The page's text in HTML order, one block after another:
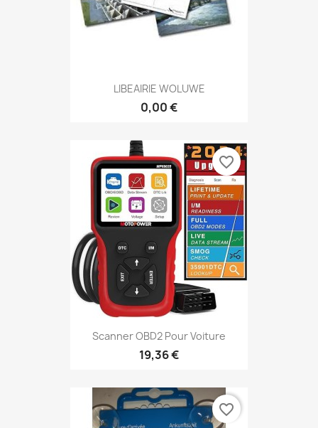
LIBEAIRIE WOLUWE
0,00 €
Scanner OBD2 Pour Voiture
19,36 €
favorite_border
favorite_border